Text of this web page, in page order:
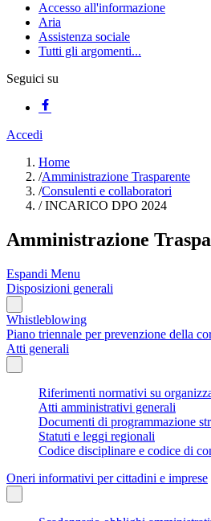
Accesso all'informazione
Aria
Assistenza sociale
Tutti gli argomenti...
Seguici su
Accedi
Home
/Amministrazione Trasparente
/Consulenti e collaboratori
/INCARICO DPO 2024
Amministrazione
Espandi Menu
Disposizioni generali
Whistleblowing
Piano triennale per prevenzione della
Atti generali
Riferimenti normativi su
Atti amministrativi generali
Documenti di programmazione
Statuti e leggi regionali
Codice disciplinare e codice di
Oneri informativi per cittadini e imprese